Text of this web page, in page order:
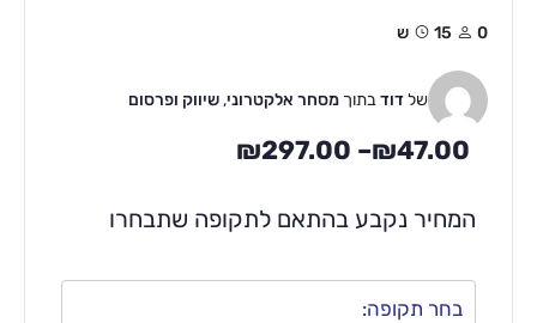
0 15ש
שלדודבתוך מסחר אלקטרוני, שיווק ופרסום
₪47.00
–
₪297.00
המחיר נקבע בהתאם לתקופה שתבחרו
בחר תקופה: